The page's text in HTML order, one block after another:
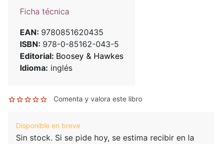
Ficha técnica
EAN: 9780851620435
ISBN: 978-0-85162-043-5
Editorial: Boosey & Hawkes
Idioma: inglés
Comenta y valora este libro
Disponible en breve
Sin stock. Si se pide hoy, se estima recibir en la